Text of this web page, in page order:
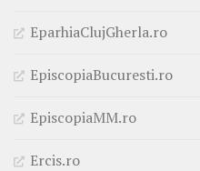
EparhiaClujGherla.ro
EpiscopiaBucuresti.ro
EpiscopiaMM.ro
Ercis.ro